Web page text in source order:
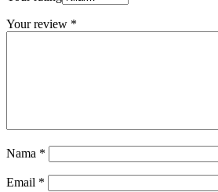
Your review *
Nama *
Email *